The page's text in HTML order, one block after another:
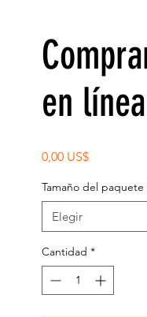
en línea
0,00 US$Precio
Tamaño del paquete
Elegir
Cantidad *